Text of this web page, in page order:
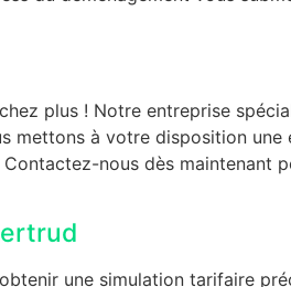
plus ! Notre entreprise
mettons à votre disposition
nous dès maintenant
une simulation tarifaire